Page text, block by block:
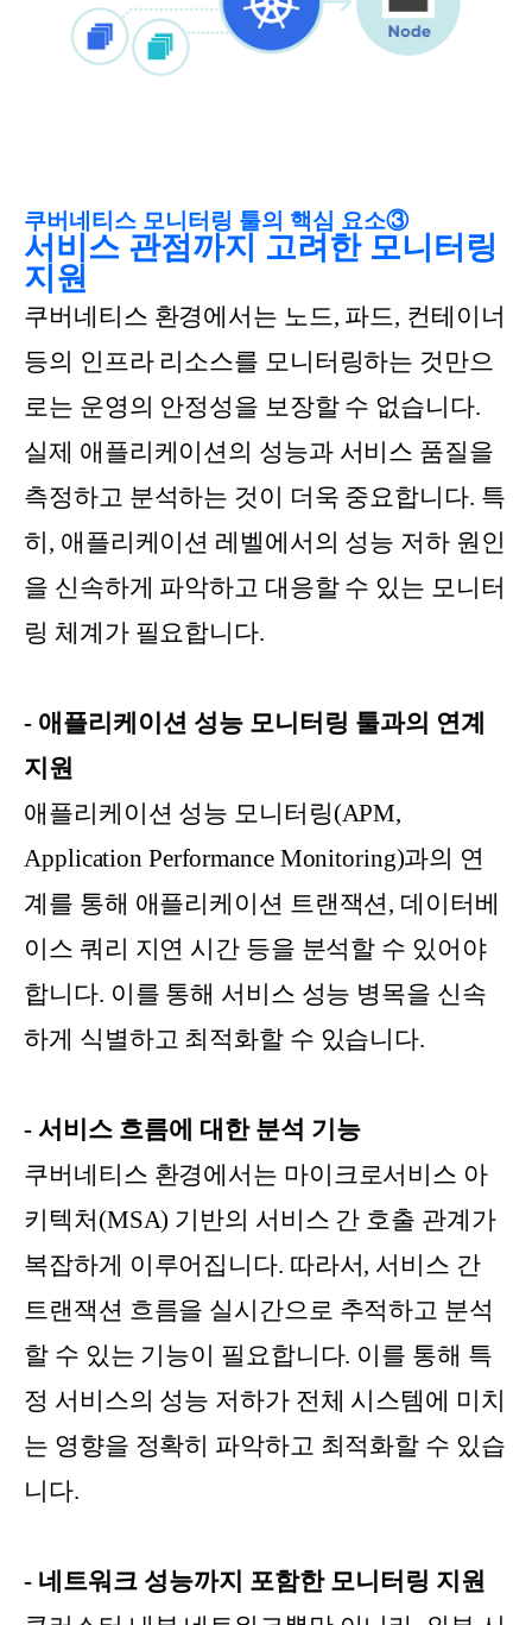
쿠버네티스 모니터링 툴의 핵심 요소③
서비스 관점까지 고려한 모니터링
지원
쿠버네티스 환경에서는 노드, 파드, 컨테이너
등의 인프라 리소스를 모니터링하는 것만으
로는 운영의 안정성을 보장할 수 없습니다.
실제 애플리케이션의 성능과 서비스 품질을
측정하고 분석하는 것이 더욱 중요합니다. 특
히, 애플리케이션 레벨에서의 성능 저하 원인
을 신속하게 파악하고 대응할 수 있는 모니터
링 체계가 필요합니다.
- 애플리케이션 성능 모니터링 툴과의 연계
지원
애플리케이션 성능 모니터링(APM,
Application Performance Monitoring)과의 연
계를 통해 애플리케이션 트랜잭션, 데이터베
이스 쿼리 지연 시간 등을 분석할 수 있어야
합니다. 이를 통해 서비스 성능 병목을 신속
하게 식별하고 최적화할 수 있습니다.
- 서비스 흐름에 대한 분석 기능
쿠버네티스 환경에서는 마이크로서비스 아
키텍처(MSA) 기반의 서비스 간 호출 관계가
복잡하게 이루어집니다. 따라서, 서비스 간
트랜잭션 흐름을 실시간으로 추적하고 분석
할 수 있는 기능이 필요합니다. 이를 통해 특
정 서비스의 성능 저하가 전체 시스템에 미치
는 영향을 정확히 파악하고 최적화할 수 있습
니다.
- 네트워크 성능까지 포함한 모니터링 지원